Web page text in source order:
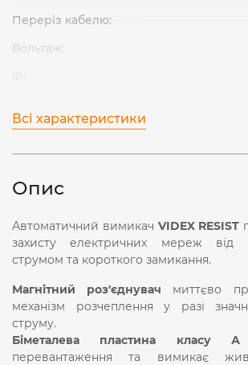
Переріз кабелю:
Вольтаж:
Всі характеристики
Опис
Автоматичний вимикач VIDEX RESIST
захисту електричних мереж від
струмом та короткого замикання.
Магнітний роз'єднувач миттєво
механізм розчеплення у разі
струму.
Біметалева пластина класу А
перевантаження та вимикає